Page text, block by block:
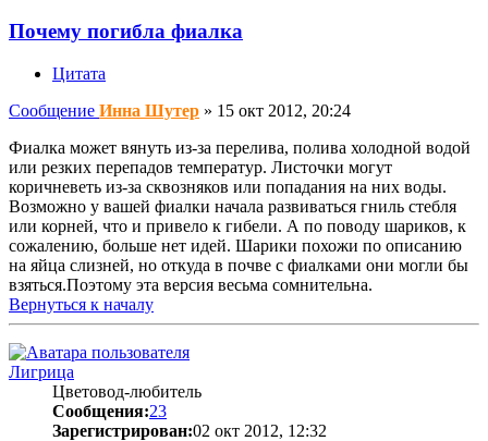
Почему погибла фиалка
Цитата
Сообщение Инна Шутер » 15 окт 2012, 20:24
Фиалка может вянуть из-за перелива, полива холодной водой
или резких перепадов температур. Листочки могут
коричневеть из-за сквозняков или попадания на них воды.
Возможно у вашей фиалки начала развиваться гниль стебля
или корней, что и привело к гибели. А по поводу шариков, к
сожалению, больше нет идей. Шарики похожи по описанию
на яйца слизней, но откуда в почве с фиалками они могли бы
взяться.Поэтому эта версия весьма сомнительна.
Вернуться к началу
Лигрица
Цветовод-любитель
Сообщения:23
Зарегистрирован:02 окт 2012, 12:32